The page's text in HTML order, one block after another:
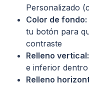
Personalizado
Color de fondo:
tu botón para
contraste
Relleno vertical:
e inferior
Relleno